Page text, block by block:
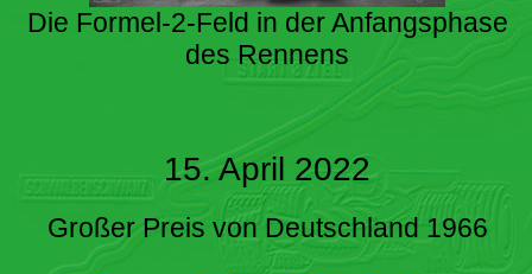
Die Formel-2-Feld in der Anfangsphase
des Rennens
15. April 2022
Großer Preis von Deutschland 1966